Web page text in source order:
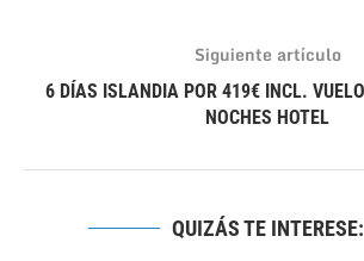
Siguiente artículo
6 DÍAS ISLANDIA POR 419€ INCL.
NOCHES HOTEL
QUIZÁS TE INTERESE: